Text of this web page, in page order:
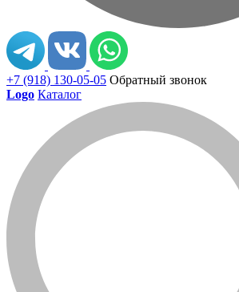
+7 (918) 130-05-05 Обратный звонок
Logo Каталог